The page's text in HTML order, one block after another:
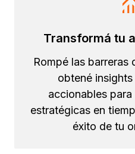
Transformá tu
Rompé las
obtené
accionables
estratégicas en
éxito de tu